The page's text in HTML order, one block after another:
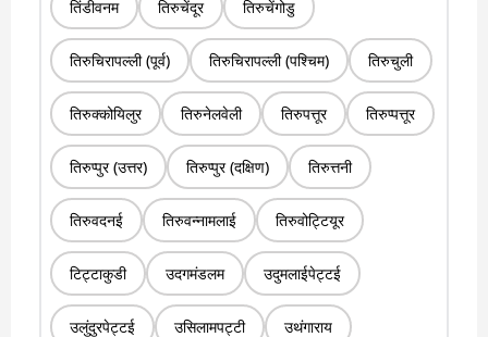
तिंडीवनम तिरुचेंदूर तिरुचेंगोडु
तिरुचिरापल्ली (पूर्व) तिरुचिरापल्ली (पश्चिम) तिरुचुली
तिरुक्कोयिलुर तिरुनेलवेली तिरुपत्तूर तिरुप्पत्तूर
तिरुप्पुर (उत्तर) तिरुप्पुर (दक्षिण) तिरुत्तनी
तिरुवदनई तिरुवन्नामलाई तिरुवोट्टियूर
टिट्टाकुडी उदगमंडलम उदुमलाईपेट्टई
उलुंदुरपेट्टई उसिलामपट्टी उथंगाराय